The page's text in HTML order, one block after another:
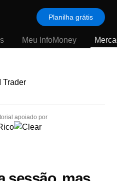
Planilha grátis
Meu InfoMoney
apoiado por